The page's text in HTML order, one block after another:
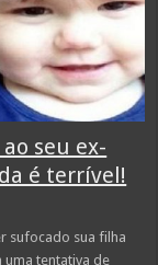
seu ex-
é terrível!
sufocado sua filha
uma tentativa de